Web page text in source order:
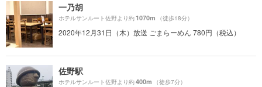
一乃胡
ホテルサンルート佐野より約1070m （徒歩18分）
2020年12月31日（木）放送 ごまらーめん 780円（税込）
佐野駅
ホテルサンルート佐野より約400m （徒歩7分）